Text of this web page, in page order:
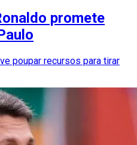
promete
poupar recursos para tirar